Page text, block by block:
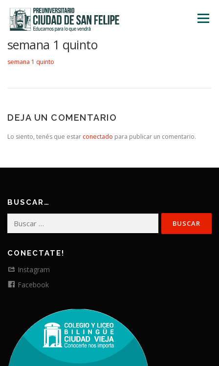
contenido
Menú
semana 1 quinto
semana 1 quinto
DEJA UN COMENTARIO
Lo siento, tenés que estar conectado para publicar un comentario.
BUSCAR…
CONECTATE!
Instagram
Facebook